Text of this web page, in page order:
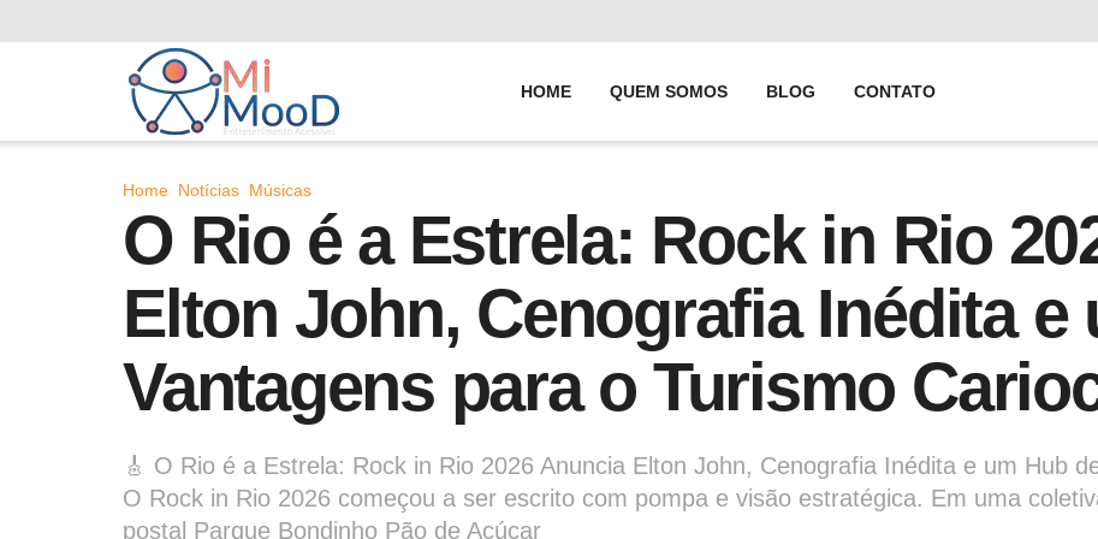
HOME QUEM SOMOS BLOG CONTATO
Home Notícias Músicas
O Rio é a Estrela: Rock in Rio
Elton John, Cenografia Inédita e
Vantagens para o Turismo
🎸 O Rio é a Estrela: Rock in Rio 2026 Anuncia Elton John, Cenografia Inédita e um Hub
O Rock in Rio 2026 começou a ser escrito com pompa e visão estratégica. Em uma
postal Parque Bondinho Pão de Açúcar